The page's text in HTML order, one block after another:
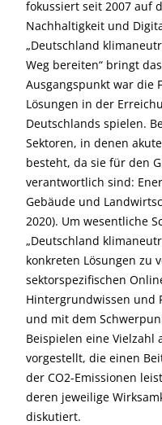
fokussiert seit 2007 auf
Nachhaltigkeit und
„Deutschland
Weg bereiten“ bringt
Ausgangspunkt war die
Lösungen in der
Deutschlands spielen.
Sektoren, in denen
besteht, da sie für den
verantwortlich sind:
Gebäude und
2020). Um wesentliche
„Deutschland
konkreten Lösungen zu
sektorspezifischen
Hintergrundwissen und
und mit dem
Beispielen eine Vielzahl
vorgestellt, die einen
der CO2-Emissionen
deren jeweilige
diskutiert.